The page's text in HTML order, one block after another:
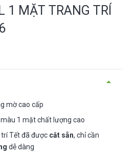
1 MẶT TRANG TRÍ
mờ cao cấp
màu 1 mặt chất lượng cao
Tết đã được cắt sẵn, chỉ cần
dễ dàng